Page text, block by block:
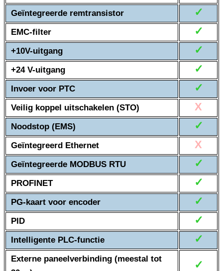
Geïntegreerde remtransistor
✓
EMC-filter ✓
+10V-uitgang ✓
+24 V-uitgang ✓
Invoer voor PTC ✓
Veilig koppel uitschakelen (STO) X
Noodstop (EMS) ✓
Geïntegreerd Ethernet X
Geïntegreerde MODBUS RTU ✓
PROFINET ✓
PG-kaart voor encoder ✓
PID ✓
Intelligente PLC-functie ✓
Externe paneelverbinding (meestal tot
✓